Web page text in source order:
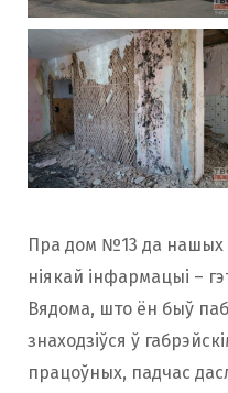
Пра дом №13 да нашых
ніякай інфармацыі –
Вядома, што ён быў
знаходзіўся ў
працоўных, падчас